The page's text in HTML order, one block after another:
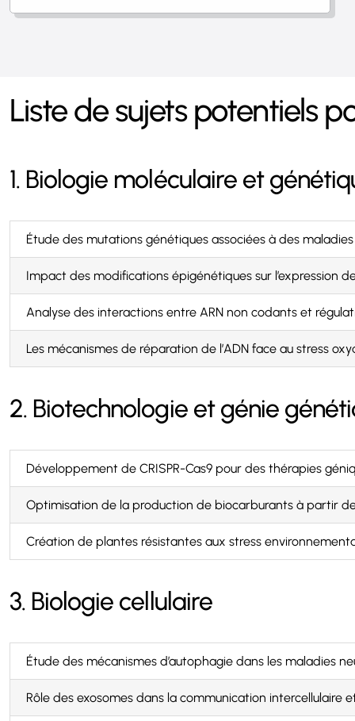
Liste de sujets potentiels
1. Biologie moléculaire et
Étude des mutations génétiques associées à des
Impact des modifications épigénétiques sur l’expression
Analyse des interactions entre ARN non codants et
Les mécanismes de réparation de l’ADN face au stress
2. Biotechnologie et génie
Développement de CRISPR-Cas9 pour des thérapies
Optimisation de la production de biocarburants à partir
Création de plantes résistantes aux stress
3. Biologie cellulaire
Étude des mécanismes d’autophagie dans les maladies
Rôle des exosomes dans la communication intercellulaire